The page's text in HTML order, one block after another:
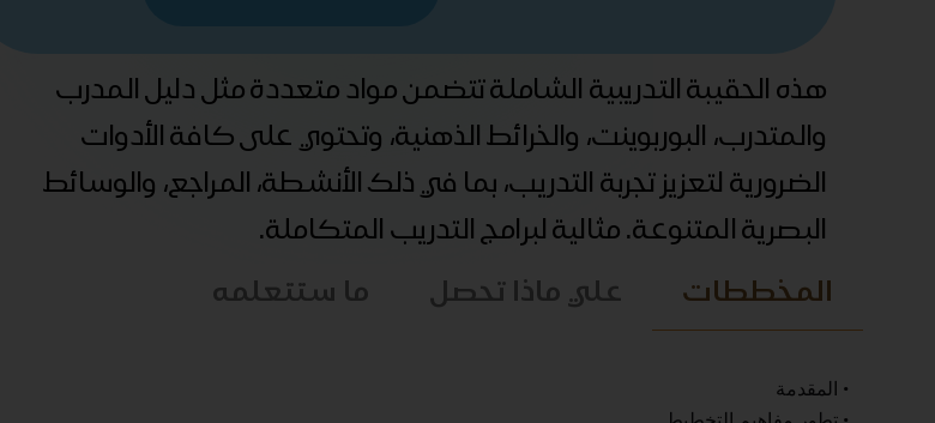
هذه الحقيبة التدريبية الشاملة تتضمن مواد متعددة مثل دليل المدرب
والمتدرب، البوربوينت، والخرائط الذهنية، وتحتوي على كافة الأدوات
الضرورية لتعزيز تجربة التدريب، بما في ذلك الأنشطة، المراجع، والوسائط
البصرية المتنوعة. مثالية لبرامج التدريب المتكاملة.
المخططات علي ماذا تحصل ما ستتعلمه
• المقدمة